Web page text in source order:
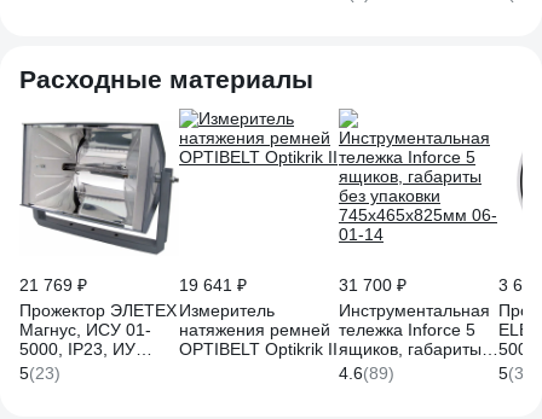
SPA1857SANEX
Расходные материалы
21 769 ₽
Прожектор ЭЛЕТЕХ
Магнус, ИСУ 01-
5000, IP23, ИУ
1040200066
5(23)
19 641 ₽
Измеритель
натяжения ремней
OPTIBELT Optikrik II
31 700 ₽
Инструментальная
тележка Inforce 5
ящиков, габариты
без упаковки
745х465х825мм 06-
4.6(89)
3
500
5(3)